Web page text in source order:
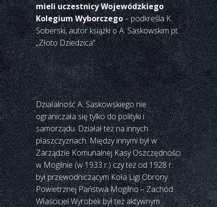
mieli uczestnicy Wojewódzkiego
Kolegium Wyborczego– podkreśla K.
Soberski, autor książki o A. Saskowskim pt.
„Złoto Dziedzica”.
Działalność A. Saskowskiego nie
ograniczała się tylko do polityki i
samorządu. Działał też na innych
płaszczyznach. Między innymi był w
Zarządzie Komunalnej Kasy Oszczędności
w Mogilnie (w 1933 r.) czy też od 1928 r.
był przewodniczącym Koła Ligi Obrony
Powietrznej Państwa Mogilno – Zachód.
Właściciel Wyrobek był też aktywnym